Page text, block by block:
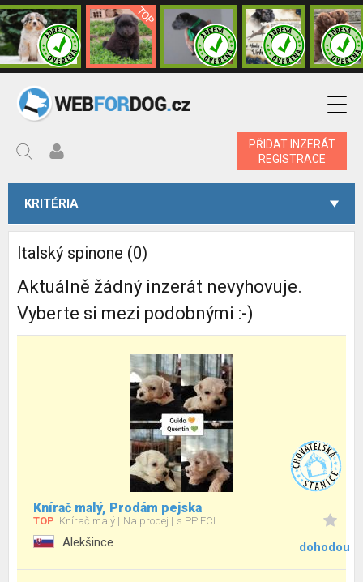
PŘIDAT INZERÁT
REGISTRACE
KRITÉRIA
Italský spinone (0)
Aktuálně žádný inzerát nevyhovuje.
Vyberte si mezi podobnými :-)
Knírač malý, Prodám pejska
TOP Knírač malý Na prodej s PP FCI
Alekšince dohodou